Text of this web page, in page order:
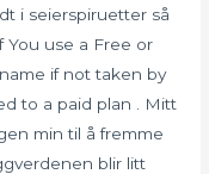
i seierspiruetter så
You use a Free or
if not taken by
to a paid plan . Mitt
min til å fremme
blir litt